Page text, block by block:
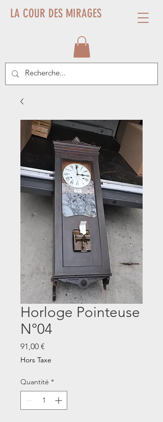
LA COUR DES MIRAGES
Horloge Pointeuse
N°04
91,00 €
Hors Taxe
Quantité *